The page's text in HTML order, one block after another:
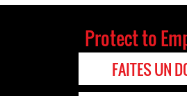
Protect to
FAITES UN